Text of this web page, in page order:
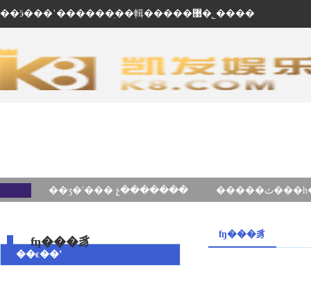
��ӭ���ʽ������ֽ��輯�����޹�˾����
��ʒ�ʹ��� չ�������
ʩ���豸
��ϵ��ʽ
ʩ���豸